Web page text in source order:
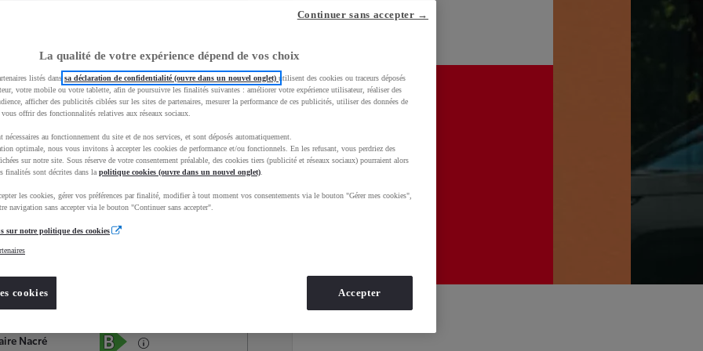
Services Concession
Occasions
Nacré
La qualité de votre expérience dépend de vos choix
listés dans sa déclaration de confidentialité (ouvre dans un nouvel onglet) utilisent des cookies ou traceurs déposés
votre mobile ou votre tablette, afin de poursuivre les finalités suivantes : améliorer votre expérience utilisateur, réaliser des
afficher des publicités ciblées sur les sites de partenaires, mesurer la performance de ces publicités, utiliser des données de
offrir des fonctionnalités relatives aux réseaux sociaux.
nécessaires au fonctionnement du site et de nos services, et sont déposés automatiquement.
optimale, nous vous invitons à accepter les cookies de performance et/ou fonctionnels. En les refusant, vous perdriez des
sur notre site. Sous réserve de votre consentement préalable, des cookies tiers (publicité et réseaux sociaux) pourraient alors
finalités sont décrites dans la politique cookies (ouvre dans un nouvel onglet)
les cookies, gérer vos préférences par finalité, modifier à tout moment vos consentements via le bouton "Gérer mes cookies",
navigation sans accepter via le bouton "Continuer sans accepter".
sur notre politique des cookies
cookies
Continuer sans accepter →
Accepter